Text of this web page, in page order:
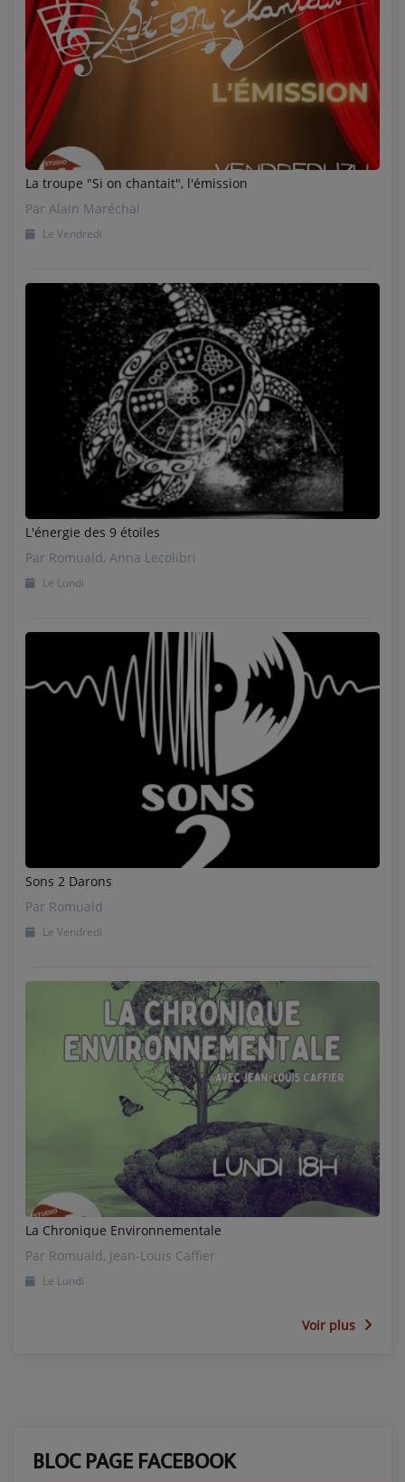
La troupe "Si on chantait", l'émission
Par Alain Maréchal
Le Vendredi
L'énergie des 9 étoiles
Par Romuald, Anna Lecolibri
Le Lundi
Sons 2 Darons
Par Romuald
Le Vendredi
La Chronique Environnementale
Par Romuald, Jean-Louis Caffier
Le Lundi
Voir plus
BLOC PAGE FACEBOOK